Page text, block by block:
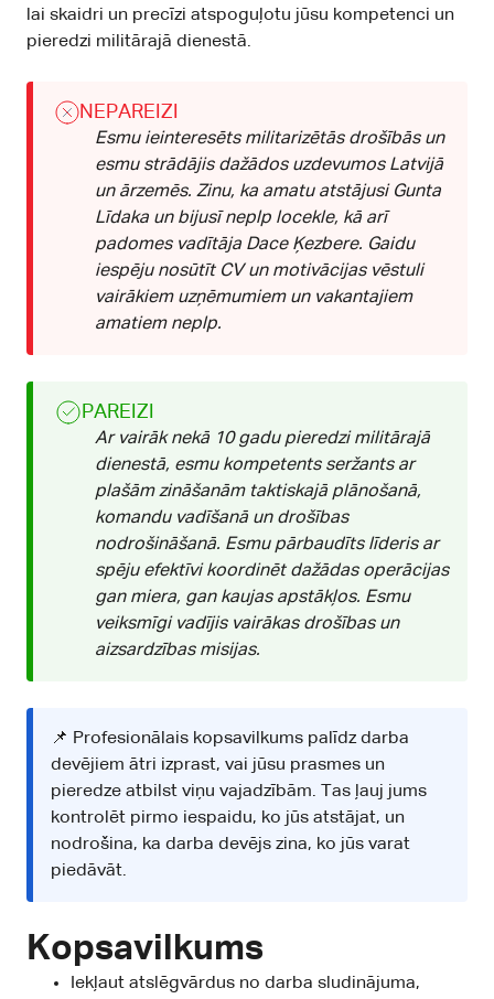
lai skaidri un precīzi atspoguļotu jūsu kompetenci un
pieredzi militārajā dienestā.
NEPAREIZI
Esmu ieinteresēts militarizētās drošībās un
esmu strādājis dažādos uzdevumos Latvijā
un ārzemēs. Zinu, ka amatu atstājusi Gunta
Līdaka un bijusī neplp locekle, kā arī
padomes vadītāja Dace Ķezbere. Gaidu
iespēju nosūtīt CV un motivācijas vēstuli
vairākiem uzņēmumiem un vakantajiem
amatiem neplp.
PAREIZI
Ar vairāk nekā 10 gadu pieredzi militārajā
dienestā, esmu kompetents seržants ar
plašām zināšanām taktiskajā plānošanā,
komandu vadīšanā un drošības
nodrošināšanā. Esmu pārbaudīts līderis ar
spēju efektīvi koordinēt dažādas operācijas
gan miera, gan kaujas apstākļos. Esmu
veiksmīgi vadījis vairākas drošības un
aizsardzības misijas.
📌 Profesionālais kopsavilkums palīdz darba
devējiem ātri izprast, vai jūsu prasmes un
pieredze atbilst viņu vajadzībām. Tas ļauj jums
kontrolēt pirmo iespaidu, ko jūs atstājat, un
nodrošina, ka darba devējs zina, ko jūs varat
piedāvāt.
Kopsavilkums
Iekļaut atslēgvārdus no darba sludinājuma,